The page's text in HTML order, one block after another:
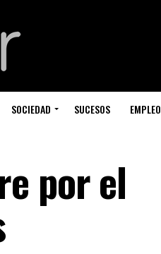
SOCIEDAD SUCESOS EMPLEO
por el